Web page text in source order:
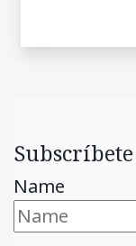
Name